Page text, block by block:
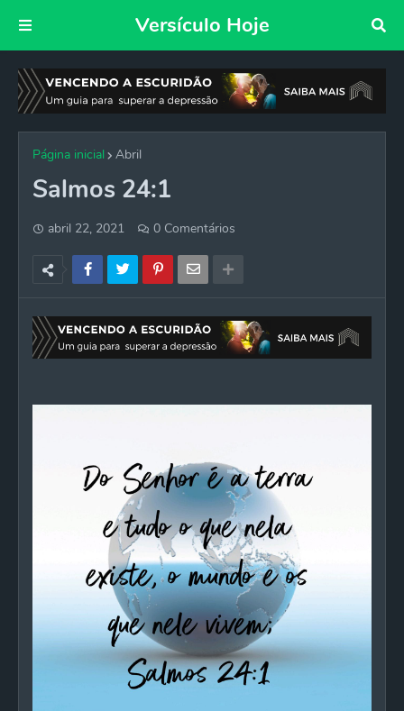
Versículo Hoje
Página inicial Abril
Salmos 24:1
abril 22, 2021 0 Comentários